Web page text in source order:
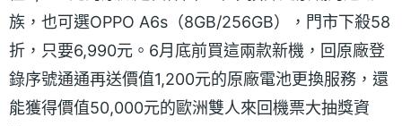
族，也可選OPPO A6s（8GB/256GB），門市下殺58
折，只要6,990元。6月底前買這兩款新機，回原廠登
錄序號通通再送價值1,200元的原廠電池更換服務，還
能獲得價值50,000元的歐洲雙人來回機票大抽獎資